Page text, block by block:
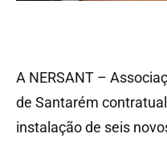
A NERSANT –
de Santarém
instalação de seis